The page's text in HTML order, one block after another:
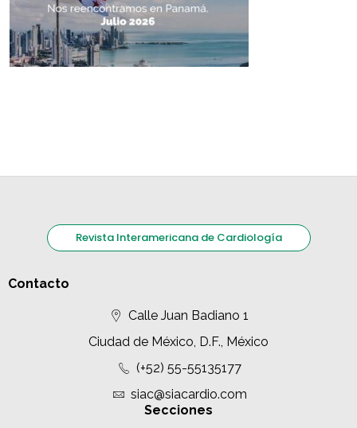
Revista Interamericana de Cardiología
Contacto
Calle Juan Badiano 1
Ciudad de México, D.F., México
(+52) 55-55135177
siac@siacardio.com
Secciones